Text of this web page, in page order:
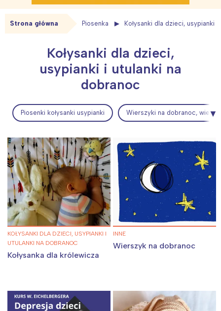
Strona główna Piosenka Kołysanki dla dzieci, usypianki
Kołysanki dla dzieci,
usypianki i utulanki na
dobranoc
Piosenki kołysanki usypianki Wierszyki na dobranoc,
KOŁYSANKI DLA DZIECI, USYPIANKI I
UTULANKI NA DOBRANOC
Kołysanka dla królewicza
INNE
Wierszyk na dobranoc